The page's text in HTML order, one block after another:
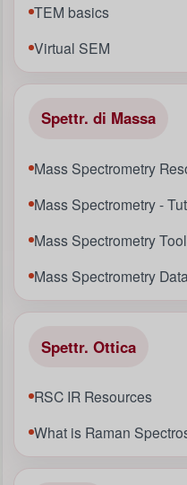
TEM basics
Virtual SEM
Spettr. di Massa
Mass Spectrometry
Mass Spectrometry -
Mass Spectrometry
Mass Spectrometry
Spettr. Ottica
RSC IR Resources
What is Raman